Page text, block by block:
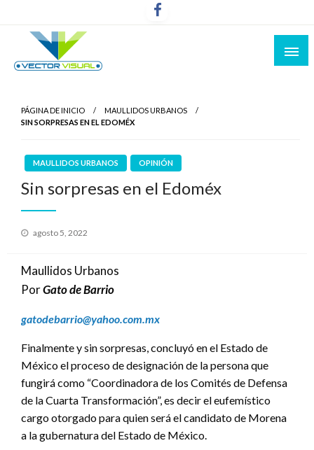
PÁGINA DE INICIO
MAULLIDOS URBANOS
SIN SORPRESAS EN EL EDOMÉX
MAULLIDOS URBANOS OPINIÓN
Sin sorpresas en el Edoméx
Publicado
agosto 5, 2022
Maullidos Urbanos
PorGato de Barrio
gatodebarrio@yahoo.com.mx
Finalmente y sin sorpresas, concluyó en el Estado de
México el proceso de designación de la persona que
fungirá como “Coordinadora de los Comités de Defensa
de la Cuarta Transformación”, es decir el eufemístico
cargo otorgado para quien será el candidato de Morena
a la gubernatura del Estado de México.